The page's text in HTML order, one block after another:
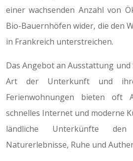
einer wachsenden Anzahl von
Bio-Bauernhöfen wider, die den
in Frankreich unterstreichen.
Das Angebot an Ausstattung und
Art der Unterkunft und
Ferienwohnungen bieten oft
schnelles Internet und moderne
ländliche Unterkünfte
Naturerlebnisse, Ruhe und